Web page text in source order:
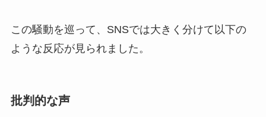
この騒動を巡って、SNSでは大きく分けて以下の
ような反応が見られました。
批判的な声